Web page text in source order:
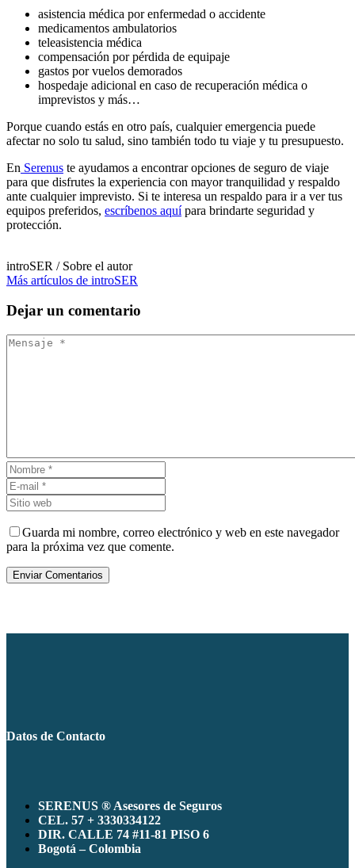
asistencia médica por enfermedad o accidente
medicamentos ambulatorios
teleasistencia médica
compensación por pérdida de equipaje
gastos por vuelos demorados
hospedaje adicional en caso de recuperación médica o
imprevistos y más…
Porque cuando estás en otro país, cualquier emergencia puede
afectar no solo tu salud, sino también todo tu viaje y tu presupuesto.
En Serenus te ayudamos a encontrar opciones de seguro de viaje
para que disfrutes la experiencia con mayor tranquilidad y respaldo
ante cualquier imprevisto. Si te interesa un respaldo para ir a ver tus
equipos preferidos, escríbenos aquípara brindarte seguridad y
protección.
introSER / Sobre el autor
Más artículos de introSER
Dejar un comentario
Guarda mi nombre, correo electrónico y web en este navegador
para la próxima vez que comente.
Enviar Comentarios
Datos de Contacto
SERENUS ® Asesores de Seguros
CEL. 57 + 3330334122
DIR. CALLE 74 #11-81 PISO 6
Bogotá – Colombia